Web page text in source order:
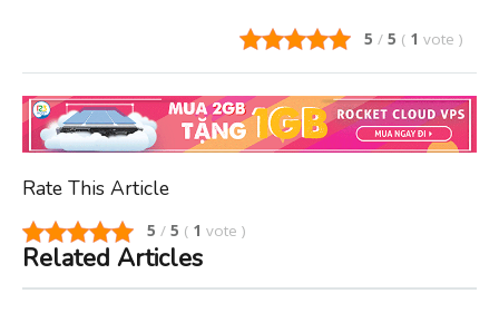
5 / 5 ( 1 vote )
Rate This Article
5 / 5 ( 1 vote )
Related Articles